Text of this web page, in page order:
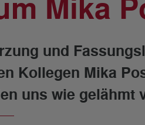
Mika
und
Kollegen Mika
uns wie gelähmt